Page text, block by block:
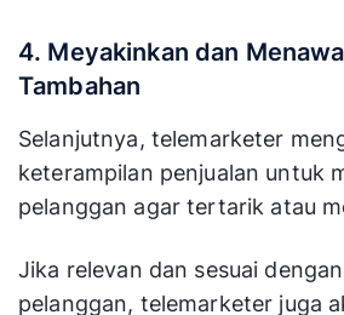
4. Meyakinkan dan
Tambahan
Selanjutnya, telemarketer
keterampilan penjualan untuk
pelanggan agar tertarik atau
Jika relevan dan sesuai
pelanggan, telemarketer juga